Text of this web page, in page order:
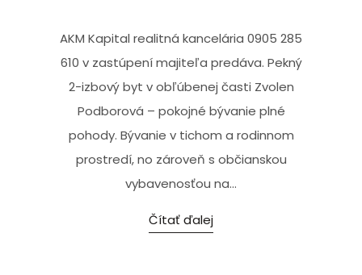
AKM Kapital realitná kancelária 0905 285
610 v zastúpení majiteľa predáva. Pekný
2-izbový byt v obľúbenej časti Zvolen
Podborová – pokojné bývanie plné
pohody. Bývanie v tichom a rodinnom
prostredí, no zároveň s občianskou
vybavenosťou na...
Čítať ďalej